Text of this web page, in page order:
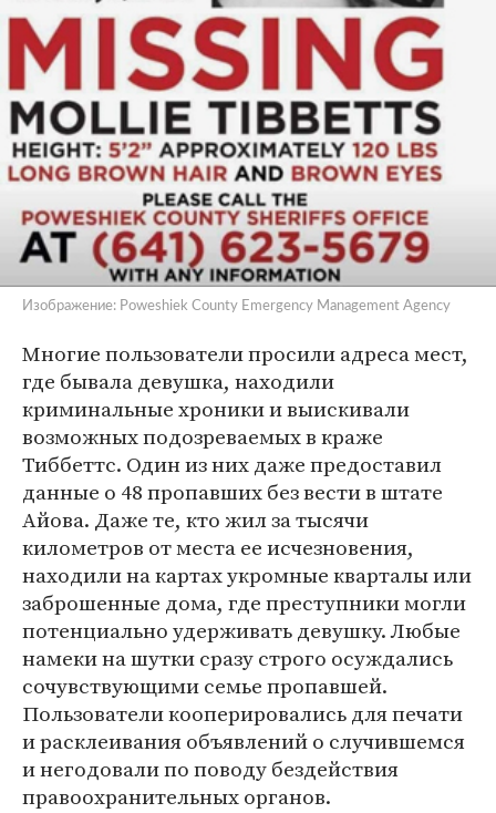
Изображение: Poweshiek County Emergency Management Agency
Многие пользователи просили адреса мест,
где бывала девушка, находили
криминальные хроники и выискивали
возможных подозреваемых в краже
Тиббеттс. Один из них даже предоставил
данные о 48 пропавших без вести в штате
Айова. Даже те, кто жил за тысячи
километров от места ее исчезновения,
находили на картах укромные кварталы или
заброшенные дома, где преступники могли
потенциально удерживать девушку. Любые
намеки на шутки сразу строго осуждались
сочувствующими семье пропавшей.
Пользователи кооперировались для печати
и расклеивания объявлений о случившемся
и негодовали по поводу бездействия
правоохранительных органов.